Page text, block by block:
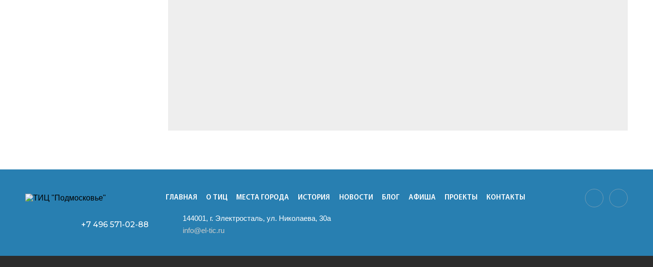
ГЛАВНАЯ О ТИЦ МЕСТА ГОРОДА ИСТОРИЯ НОВОСТИ БЛОГ АФИША ПРОЕКТЫ КОНТАКТЫ
+7 496 571-02-88
144001, г. Электросталь, ул. Николаева, 30а
info@el-tic.ru